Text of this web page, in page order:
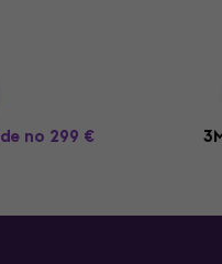
no 299 €